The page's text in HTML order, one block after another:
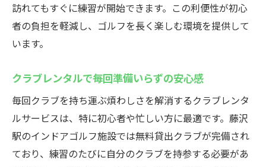
訪れてもすぐに練習が開始できます。この利便性が初心
者の負担を軽減し、ゴルフを長く楽しむ環境を提供して
います。
クラブレンタルで毎回準備いらずの安心感
毎回クラブを持ち運ぶ煩わしさを解消するクラブレンタ
ルサービスは、特に初心者や忙しい方に最適です。藤沢
駅のインドアゴルフ施設では無料貸出クラブが完備され
ており、練習のたびに自分のクラブを持参する必要があ